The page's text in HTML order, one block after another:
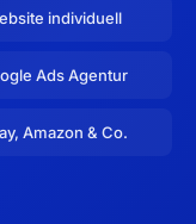
individuell
Ads Agentur
Amazon & Co.